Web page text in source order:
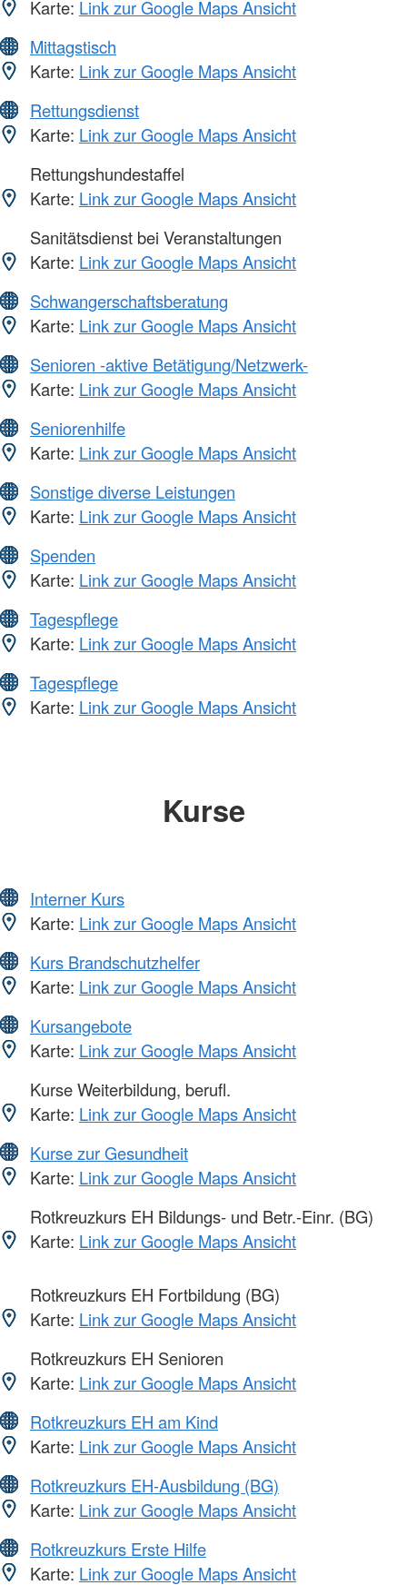
Karte: Link zur Google Maps Ansicht
Mittagstisch
Karte: Link zur Google Maps Ansicht
Rettungsdienst
Karte: Link zur Google Maps Ansicht
Rettungshundestaffel
Karte: Link zur Google Maps Ansicht
Sanitätsdienst bei Veranstaltungen
Karte: Link zur Google Maps Ansicht
Schwangerschaftsberatung
Karte: Link zur Google Maps Ansicht
Senioren -aktive Betätigung/Netzwerk-
Karte: Link zur Google Maps Ansicht
Seniorenhilfe
Karte: Link zur Google Maps Ansicht
Sonstige diverse Leistungen
Karte: Link zur Google Maps Ansicht
Spenden
Karte: Link zur Google Maps Ansicht
Tagespflege
Karte: Link zur Google Maps Ansicht
Tagespflege
Karte: Link zur Google Maps Ansicht
Kurse
Interner Kurs
Karte: Link zur Google Maps Ansicht
Kurs Brandschutzhelfer
Karte: Link zur Google Maps Ansicht
Kursangebote
Karte: Link zur Google Maps Ansicht
Kurse Weiterbildung, berufl.
Karte: Link zur Google Maps Ansicht
Kurse zur Gesundheit
Karte: Link zur Google Maps Ansicht
Rotkreuzkurs EH Bildungs- und Betr.-Einr. (BG)
Karte: Link zur Google Maps Ansicht
Rotkreuzkurs EH Fortbildung (BG)
Karte: Link zur Google Maps Ansicht
Rotkreuzkurs EH Senioren
Karte: Link zur Google Maps Ansicht
Rotkreuzkurs EH am Kind
Karte: Link zur Google Maps Ansicht
Rotkreuzkurs EH-Ausbildung (BG)
Karte: Link zur Google Maps Ansicht
Rotkreuzkurs Erste Hilfe
Karte: Link zur Google Maps Ansicht